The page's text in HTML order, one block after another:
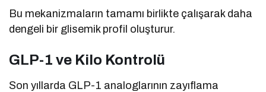
Bu mekanizmaların tamamı birlikte çalışarak daha
dengeli bir glisemik profil oluşturur.
GLP-1 ve Kilo Kontrolü
Son yıllarda GLP-1 analoglarının zayıflama